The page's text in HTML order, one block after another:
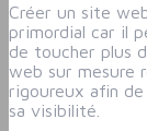
Créer un site
primordial car il
de toucher plus
web sur mesure
rigoureux afin
sa visibilité.